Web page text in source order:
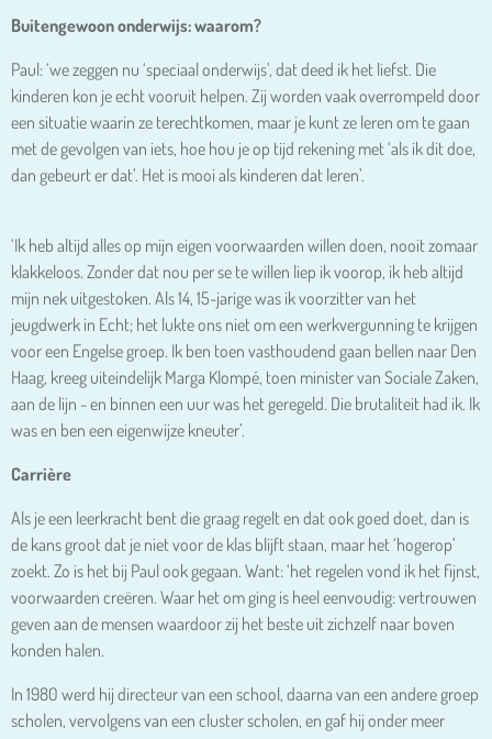
Buitengewoon onderwijs: waarom?
Paul: ‘we zeggen nu ‘speciaal onderwijs’, dat deed ik het liefst. Die
kinderen kon je echt vooruit helpen. Zij worden vaak overrompeld door
een situatie waarin ze terechtkomen, maar je kunt ze leren om te gaan
met de gevolgen van iets, hoe hou je op tijd rekening met ‘als ik dit doe,
dan gebeurt er dat’. Het is mooi als kinderen dat leren’.
‘Ik heb altijd alles op mijn eigen voorwaarden willen doen, nooit zomaar
klakkeloos. Zonder dat nou per se te willen liep ik voorop, ik heb altijd
mijn nek uitgestoken. Als 14, 15-jarige was ik voorzitter van het
jeugdwerk in Echt; het lukte ons niet om een werkvergunning te krijgen
voor een Engelse groep. Ik ben toen vasthoudend gaan bellen naar Den
Haag, kreeg uiteindelijk Marga Klompé, toen minister van Sociale Zaken,
aan de lijn - en binnen een uur was het geregeld. Die brutaliteit had ik. Ik
was en ben een eigenwijze kneuter’.
Carrière
Als je een leerkracht bent die graag regelt en dat ook goed doet, dan is
de kans groot dat je niet voor de klas blijft staan, maar het ‘hogerop’
zoekt. Zo is het bij Paul ook gegaan. Want: ‘het regelen vond ik het fijnst,
voorwaarden creëren. Waar het om ging is heel eenvoudig: vertrouwen
geven aan de mensen waardoor zij het beste uit zichzelf naar boven
konden halen.
In 1980 werd hij directeur van een school, daarna van een andere groep
scholen, vervolgens van een cluster scholen, en gaf hij onder meer